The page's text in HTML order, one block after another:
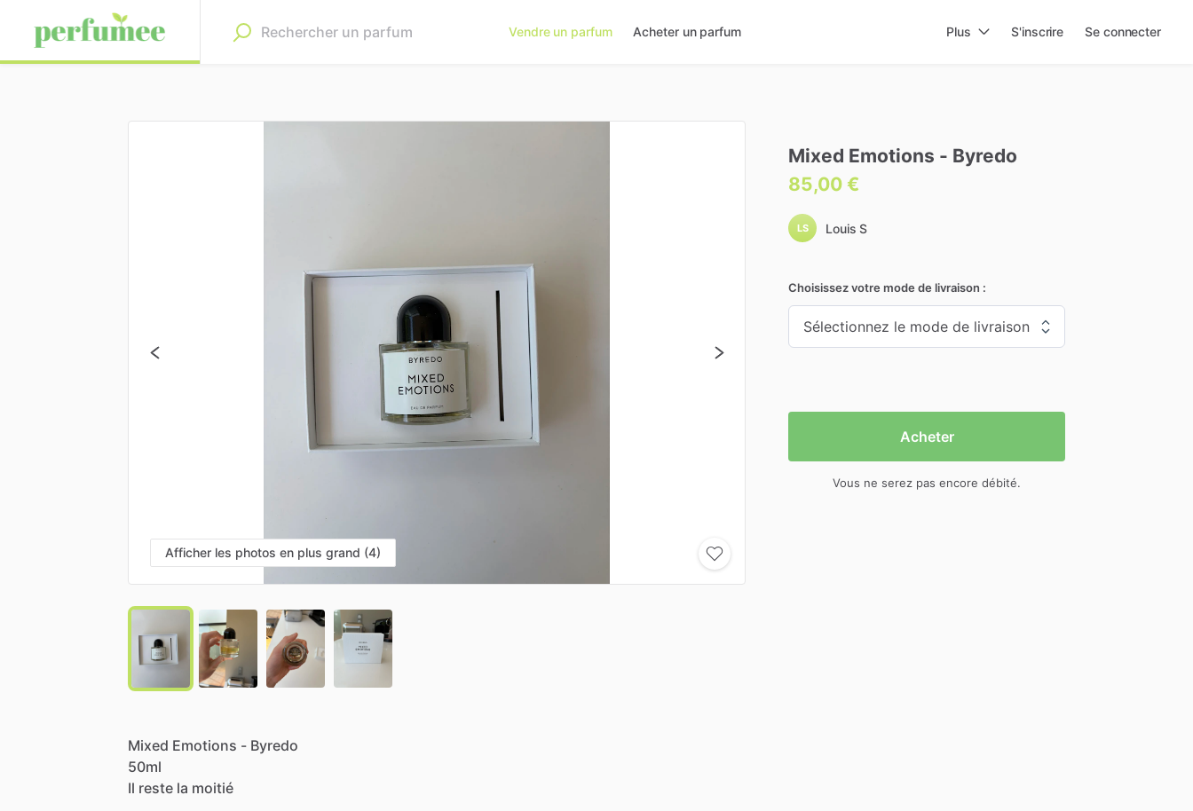
Vendre un parfum Acheter un parfum Plus S'inscrire Se connecter
Afficher les photos en plus grand (4)
Mixed Emotions - Byredo
50ml
Il reste la moitié
Mixed Emotions - Byredo
85,00 €
LS Louis S
Choisissez votre mode de livraison :
Acheter
Vous ne serez pas encore débité.